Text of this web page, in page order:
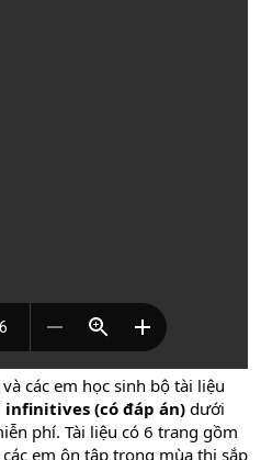
các em học sinh bộ tài liệu
infinitives (có đáp án) dưới
phí. Tài liệu có 6 trang gồm
em ôn tập trong mùa thi sắp